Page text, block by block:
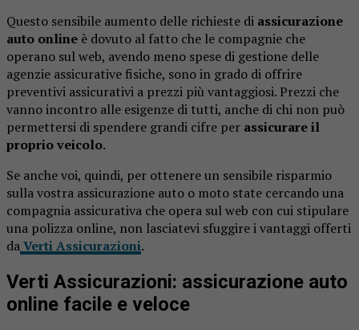
Questo sensibile aumento delle richieste di assicurazione
auto online è dovuto al fatto che le compagnie che
operano sul web, avendo meno spese di gestione delle
agenzie assicurative fisiche, sono in grado di offrire
preventivi assicurativi a prezzi più vantaggiosi. Prezzi che
vanno incontro alle esigenze di tutti, anche di chi non può
permettersi di spendere grandi cifre per assicurare il
proprio veicolo.
Se anche voi, quindi, per ottenere un sensibile risparmio
sulla vostra assicurazione auto o moto state cercando una
compagnia assicurativa che opera sul web con cui stipulare
una polizza online, non lasciatevi sfuggire i vantaggi offerti
daVerti Assicurazioni.
Verti Assicurazioni: assicurazione auto
online facile e veloce